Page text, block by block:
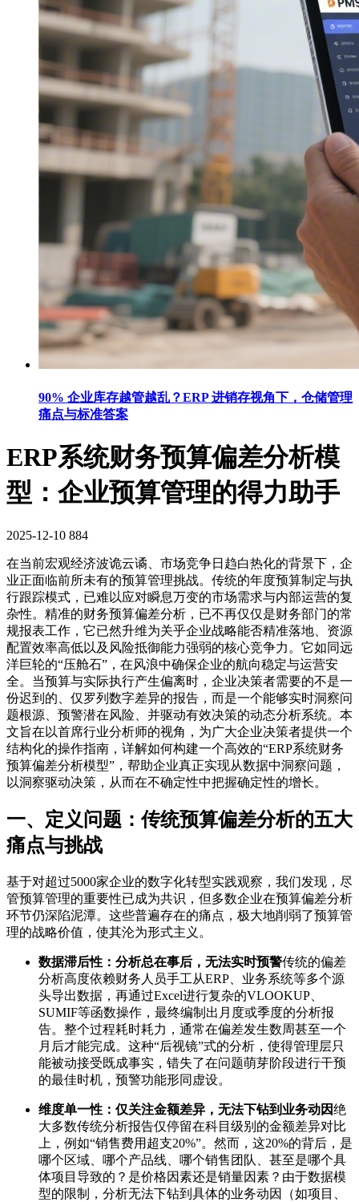
90% 企业库存越管越乱？ERP 进销存视角下，仓储管理
痛点与标准答案
ERP系统财务预算偏差分析模
型：企业预算管理的得力助手
2025-12-10 884
在当前宏观经济波诡云谲、市场竞争日趋白热化的背景下，企
业正面临前所未有的预算管理挑战。传统的年度预算制定与执
行跟踪模式，已难以应对瞬息万变的市场需求与内部运营的复
杂性。精准的财务预算偏差分析，已不再仅仅是财务部门的常
规报表工作，它已然升维为关乎企业战略能否精准落地、资源
配置效率高低以及风险抵御能力强弱的核心竞争力。它如同远
洋巨轮的“压舱石”，在风浪中确保企业的航向稳定与运营安
全。当预算与实际执行产生偏离时，企业决策者需要的不是一
份迟到的、仅罗列数字差异的报告，而是一个能够实时洞察问
题根源、预警潜在风险、并驱动有效决策的动态分析系统。本
文旨在以首席行业分析师的视角，为广大企业决策者提供一个
结构化的操作指南，详解如何构建一个高效的“ERP系统财务
预算偏差分析模型”，帮助企业真正实现从数据中洞察问题，
以洞察驱动决策，从而在不确定性中把握确定性的增长。
一、定义问题：传统预算偏差分析的五大
痛点与挑战
基于对超过5000家企业的数字化转型实践观察，我们发现，尽
管预算管理的重要性已成为共识，但多数企业在预算偏差分析
环节仍深陷泥潭。这些普遍存在的痛点，极大地削弱了预算管
理的战略价值，使其沦为形式主义。
数据滞后性：分析总在事后，无法实时预警传统的偏差
分析高度依赖财务人员手工从ERP、业务系统等多个源
头导出数据，再通过Excel进行复杂的VLOOKUP、
SUMIF等函数操作，最终编制出月度或季度的分析报
告。整个过程耗时耗力，通常在偏差发生数周甚至一个
月后才能完成。这种“后视镜”式的分析，使得管理层只
能被动接受既成事实，错失了在问题萌芽阶段进行干预
的最佳时机，预警功能形同虚设。
维度单一性：仅关注金额差异，无法下钻到业务动因绝
大多数传统分析报告仅停留在科目级别的金额差异对比
上，例如“销售费用超支20%”。然而，这20%的背后，是
哪个区域、哪个产品线、哪个销售团队、甚至是哪个具
体项目导致的？是价格因素还是销量因素？由于数据模
型的限制，分析无法下钻到具体的业务动因（如项目、